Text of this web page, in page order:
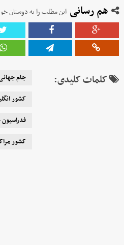
هم رسانی این مطلب را به دوستان
کلمات کلیدی: جام
کشور
فدراسیون
کشور